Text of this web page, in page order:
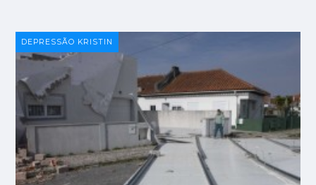
DEPRESSÃO KRISTIN